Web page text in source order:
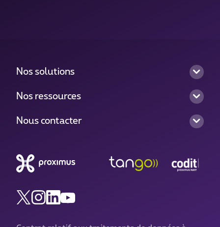
Nos solutions
Nos ressources
Nous contacter